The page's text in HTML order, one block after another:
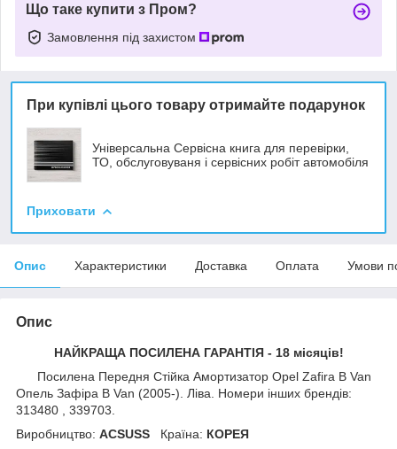
Що таке купити з Пром?
Замовлення під захистом
При купівлі цього товару отримайте подарунок
Універсальна Сервісна книга для перевірки,
ТО, обслуговуваня і сервісних робіт автомобіля
Приховати
Опис Характеристики Доставка Оплата Умови
Опис
НАЙКРАЩА ПОСИЛЕНА ГАРАНТІЯ - 18 місяців!
Посилена Передня Стійка Амортизатор Opel Zafira B Van
Опель Зафіра B Van (2005-). Ліва. Номери інших брендів:
313480 , 339703.
Виробництво: ACSUSS Країна: КОРЕЯ